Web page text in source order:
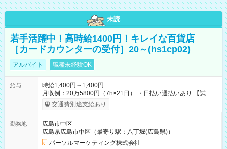
未読
若手活躍中！高時給1400円！キレイな百貨店
［カードカウンターの受付］20～(hs1cp02)
アルバイト 職種未経験OK
給与
時給1,400円～1,400円
月収例：20万5800円（7h×21日） ・日払い週払いあり 【試用
期間】試用期間なし
交通費別途支給あり
勤務地
広島市中区
広島県広島市中区（最寄り駅：八丁堀(広島県)）
パーソルマーケティング株式会社